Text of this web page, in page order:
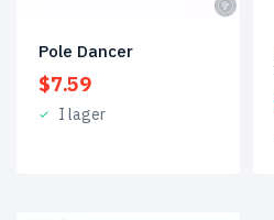
Pole Dancer
$7.59
I lager